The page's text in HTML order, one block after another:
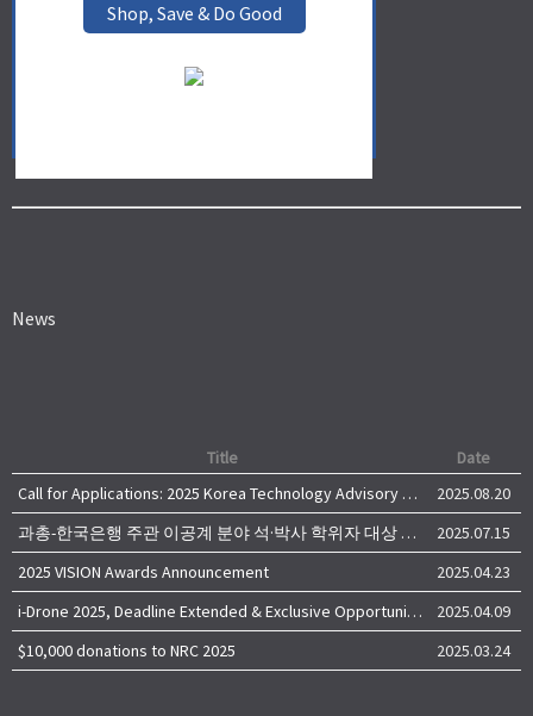
Shop, Save & Do Good
News
Title
Date
Call for Applications: 2025 Korea Technology Advisory Group (K-TAG)
2025.08.20
과총-한국은행 주관 이공계 분야 석·박사 학위자 대상 서베이
2025.07.15
2025 VISION Awards Announcement
2025.04.23
i-Drone 2025, Deadline Extended & Exclusive Opportunity to Travel to Korea!
2025.04.09
$10,000 donations to NRC 2025
2025.03.24